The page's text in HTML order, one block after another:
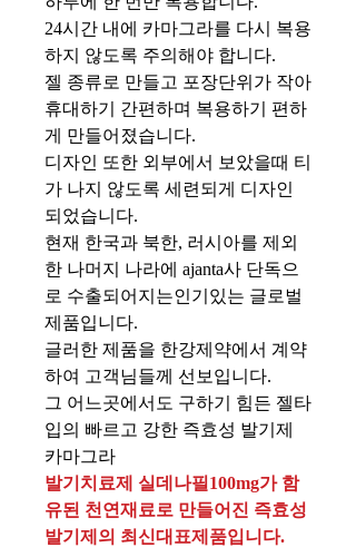
24시간 내에 카마그라를 다시 복용
하지 않도록 주의해야 합니다.
젤 종류로 만들고 포장단위가 작아
휴대하기 간편하며 복용하기 편하
게 만들어졌습니다.
디자인 또한 외부에서 보았을때 티
가 나지 않도록 세련되게 디자인
되었습니다.
현재 한국과 북한, 러시아를 제외
한 나머지 나라에 ajanta사 단독으
로 수출되어지는인기있는 글로벌
제품입니다.
글러한 제품을 한강제약에서 계약
하여 고객님들께 선보입니다.
그 어느곳에서도 구하기 힘든 젤타
입의 빠르고 강한 즉효성 발기제
카마그라
발기치료제 실데나필100mg가 함
유된 천연재료로 만들어진 즉효성
발기제의 최신대표제품입니다.